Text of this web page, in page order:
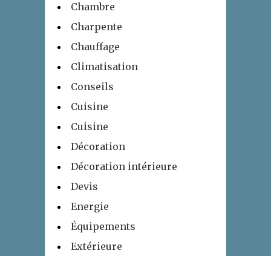
Chambre
Charpente
Chauffage
Climatisation
Conseils
Cuisine
Cuisine
Décoration
Décoration intérieure
Devis
Energie
Équipements
Extérieure